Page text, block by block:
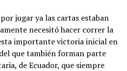
jugar ya las cartas estaban
necesitó hacer correr la
importante victoria inicial en
que también forman parte
de Ecuador, que siempre